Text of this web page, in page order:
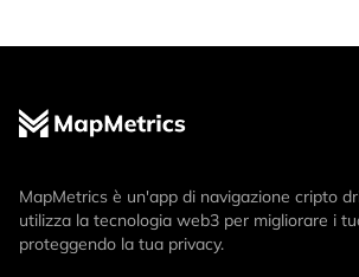
MapMetrics è un'app di navigazione cripto
utilizza la tecnologia web3 per migliorare i
proteggendo la tua privacy.